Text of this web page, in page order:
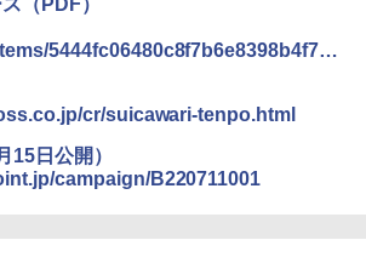
テント ワンタッチ RENEW 幅200 2-3人用 43
[キャンパーズコレクション 山善] 傘みたいに
広げるだけ パッとサッとテント ブラックコ
ーティング フルクローズ メッシュ 3-4人用
￥6,459
USB充電式 高精度 超長距離照射 長時間使用
可能 安全ロック付き 高安全性 金属製耐久 コ
ンパクト多機能設計 持ち運び便利 アウトド
ア/オフィス/教育現場/展示会用 緑
5444fc06480c8f7b6e8398b4f7d
cr/suicawari-tenpo.html
15日公開）
campaign/B220711001